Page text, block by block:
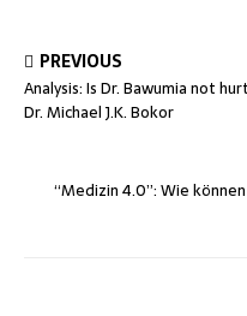
PREVIOUS
Analysis: Is Dr. Bawumia not
Dr. Michael J.K. Bokor
“Medizin 4.0”: Wie